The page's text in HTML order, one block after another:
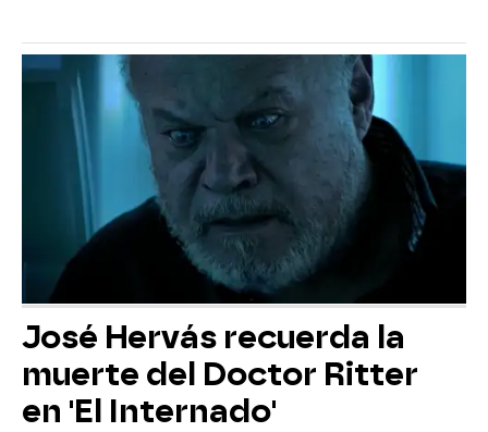
José Hervás recuerda la
muerte del Doctor Ritter
en 'El Internado'